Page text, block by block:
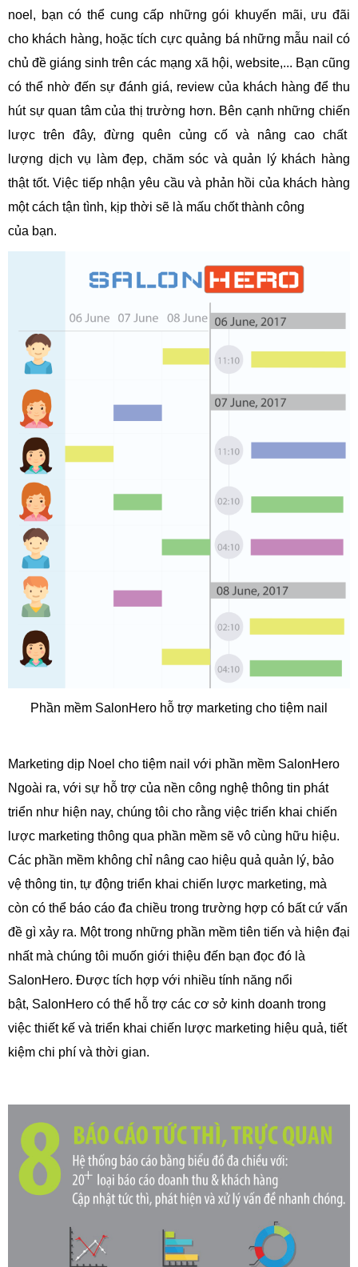
noel, bạn có thể cung cấp những gói khuyến mãi, ưu đãi
cho khách hàng, hoặc tích cực quảng bá những mẫu nail có
chủ đề giáng sinh trên các mạng xã hội, website,... Bạn cũng
có thể nhờ đến sự đánh giá, review của khách hàng để thu
hút sự quan tâm của thị trường hơn. Bên cạnh những chiến
lược trên đây, đừng quên củng cố và nâng cao chất
lượng dịch vụ làm đẹp, chăm sóc và quản lý khách hàng
thật tốt. Việc tiếp nhận yêu cầuvà phản hồi của khách hàng
một cách tận tình, kịp thời sẽ là mấu chốt thành công
của bạn.
Phần mềm SalonHero hỗ trợ marketing cho tiệm nail
Marketing dịp Noel cho tiệm nail với phần mềm SalonHero
Ngoài ra, với sự hỗ trợ của nền công nghệ thông tin phát
triển như hiện nay, chúng tôi cho rằng việc triển khai chiến
lược marketing thông qua phần mềm sẽ vô cùng hữu hiệu.
Các phần mềm không chỉ nâng cao hiệu quả quản lý, bảo
vệ thông tin, tự động triển khai chiến lược marketing, mà
còn có thể báo cáo đa chiều trong trường hợp có bất cứ vấn
đề gì xảy ra. Một trong những phần mềm tiên tiến và hiện đại
nhất mà chúng tôi muốn giới thiệu đến bạn đọc đó là
SalonHero. Được tích hợp với nhiều tính năng nổi
bật, SalonHero có thể hỗ trợ các cơ sở kinh doanh trong
việc thiết kế và triển khai chiến lược marketing hiệu quả, tiết
kiệm chi phí và thời gian.